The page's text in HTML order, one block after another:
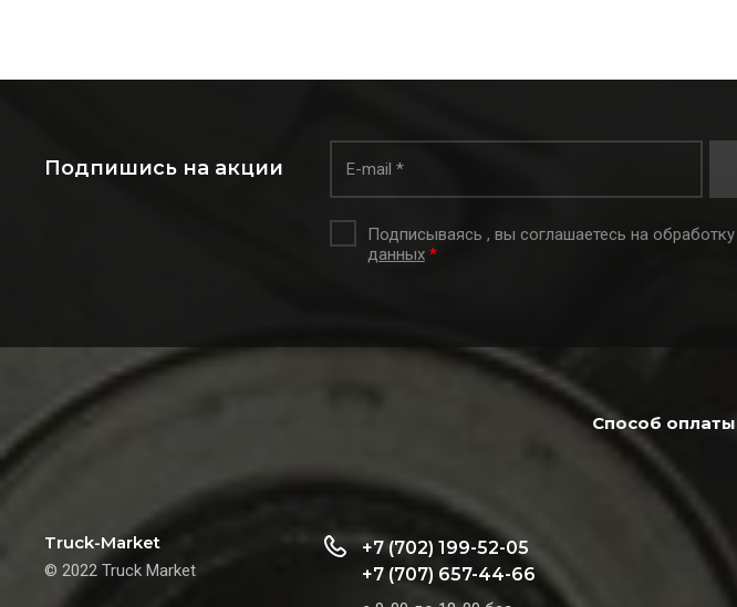
Подпишись на акции
Подписываясь , вы соглашаетесь на обработку
данных *
Способ оплаты
Truck-Market
© 2022 Truck Market
+7 (702) 199-52-05
+7 (707) 657-44-66